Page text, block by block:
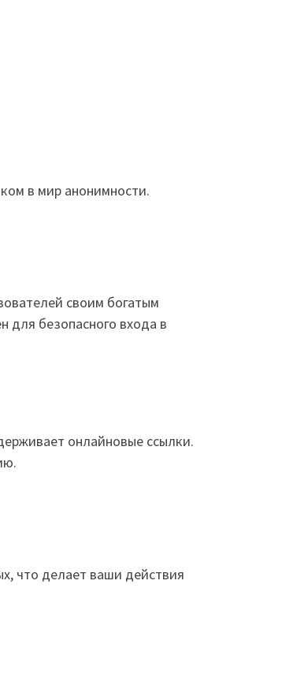
в мир анонимности.
своим богатым
для безопасного входа в
онлайновые ссылки.
что делает ваши действия